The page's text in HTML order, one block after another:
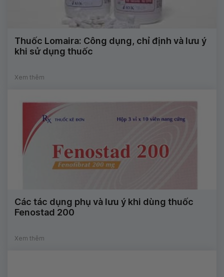
Thuốc Lomaira: Công dụng, chỉ định và lưu ý
khi sử dụng thuốc
Xem thêm
Các tác dụng phụ và lưu ý khi dùng thuốc
Fenostad 200
Xem thêm